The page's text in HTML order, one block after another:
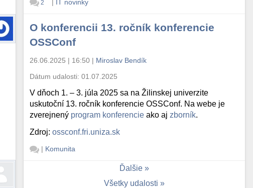
2 IT novinky
O konferencii 13. ročník konferencie
OSSConf
26.06.2025 | 16:50 | Miroslav Bendík
Dátum udalosti:01.07.2025
V dňoch 1. – 3. júla 2025 sa na Žilinskej univerzite
uskutoční 13. ročník konferencie OSSConf. Na webe je
zverejnený program konferencie ako aj zborník.
Zdroj:ossconf.fri.uniza.sk
| Komunita
Ďalšie
Všetky udalosti